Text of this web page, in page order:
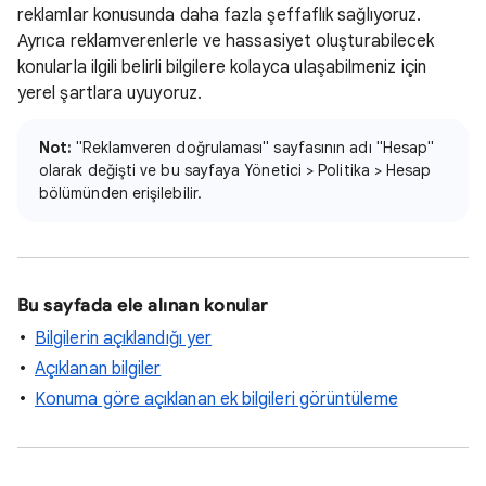
reklamlar konusunda daha fazla şeffaflık sağlıyoruz.
Ayrıca reklamverenlerle ve hassasiyet oluşturabilecek
konularla ilgili belirli bilgilere kolayca ulaşabilmeniz için
yerel şartlara uyuyoruz.
Not: "Reklamveren doğrulaması" sayfasının adı "Hesap"
olarak değişti ve bu sayfaya Yönetici > Politika > Hesap
bölümünden erişilebilir.
Bu sayfada ele alınan konular
Bilgilerin açıklandığı yer
Açıklanan bilgiler
Konuma göre açıklanan ek bilgileri görüntüleme